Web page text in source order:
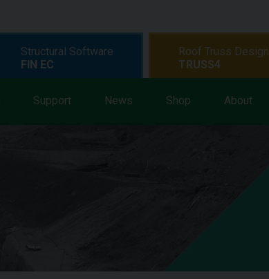
Support News Shop About
Structural Software
FIN EC
Roof Truss Design
TRUSS4